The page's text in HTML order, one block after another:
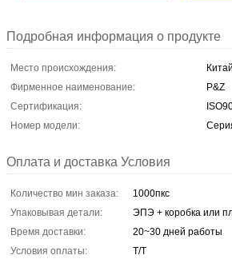
Подробная информация о продукте
Место происхождения:
Китай
Фирменное наименование:
P&Z
Сертификация:
Номер модели:
Оплата и доставка Условия
Количество мин заказа:
1000пкс
Упаковывая детали:
ЭПЭ + коробка или
Время доставки:
20~30 дней работы
Условия оплаты:
Т/Т